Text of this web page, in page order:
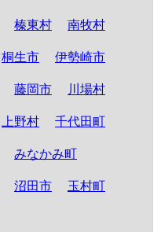
榛東村 南牧村
桐生市 伊勢崎市
藤岡市 川場村
上野村 千代田町
みなかみ町
沼田市 玉村町